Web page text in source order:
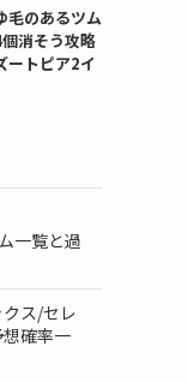
毛のあるツム
消そう攻略
ートピア2イ
一覧と過
ス/セレ
確率一